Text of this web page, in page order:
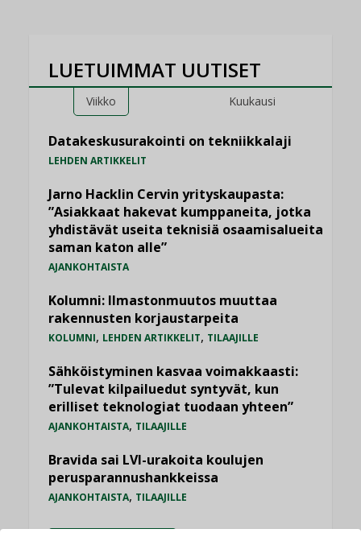
LUETUIMMAT UUTISET
Viikko Kuukausi
Datakeskusurakointi on tekniikkalaji
LEHDEN ARTIKKELIT
Jarno Hacklin Cervin yrityskaupasta:
”Asiakkaat hakevat kumppaneita, jotka
yhdistävät useita teknisiä osaamisalueita
saman katon alle”
AJANKOHTAISTA
Kolumni: Ilmastonmuutos muuttaa
rakennusten korjaustarpeita
KOLUMNI, LEHDEN ARTIKKELIT, TILAAJILLE
Sähköistyminen kasvaa voimakkaasti:
”Tulevat kilpailuedut syntyvät, kun
erilliset teknologiat tuodaan yhteen”
AJANKOHTAISTA, TILAAJILLE
Bravida sai LVI-urakoita koulujen
perusparannushankkeissa
AJANKOHTAISTA, TILAAJILLE